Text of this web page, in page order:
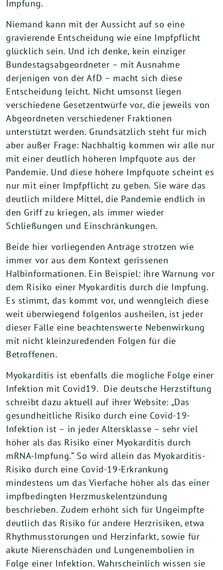
Impfung.
Niemand kann mit der Aussicht auf so eine
gravierende Entscheidung wie eine Impfpflicht
glücklich sein. Und ich denke, kein einziger
Bundestagsabgeordneter – mit Ausnahme
derjenigen von der AfD – macht sich diese
Entscheidung leicht. Nicht umsonst liegen
verschiedene Gesetzentwürfe vor, die jeweils von
Abgeordneten verschiedener Fraktionen
unterstützt werden. Grundsätzlich steht für mich
aber außer Frage: Nachhaltig kommen wir alle nur
mit einer deutlich höheren Impfquote aus der
Pandemie. Und diese höhere Impfquote scheint es
nur mit einer Impfpflicht zu geben. Sie wäre das
deutlich mildere Mittel, die Pandemie endlich in
den Griff zu kriegen, als immer wieder
Schließungen und Einschränkungen.
Beide hier vorliegenden Anträge strotzen wie
immer vor aus dem Kontext gerissenen
Halbinformationen. Ein Beispiel: ihre Warnung vor
dem Risiko einer Myokarditis durch die Impfung.
Es stimmt, das kommt vor, und wenngleich diese
weit überwiegend folgenlos ausheilen, ist jeder
dieser Fälle eine beachtenswerte Nebenwirkung
mit nicht kleinzuredenden Folgen für die
Betroffenen.
Myokarditis ist ebenfalls die mögliche Folge einer
Infektion mit Covid19. Die deutsche Herzstiftung
schreibt dazu aktuell auf ihrer Website: „Das
gesundheitliche Risiko durch eine Covid-19-
Infektion ist – in jeder Altersklasse – sehr viel
höher als das Risiko einer Myokarditis durch
mRNA-Impfung.“ So wird allein das Myokarditis-
Risiko durch eine Covid-19-Erkrankung
mindestens um das Vierfache höher als das einer
impfbedingten Herzmuskelentzündung
beschrieben. Zudem erhöht sich für Ungeimpfte
deutlich das Risiko für andere Herzrisiken, etwa
Rhythmusstörungen und Herzinfarkt, sowie für
akute Nierenschäden und Lungenembolien in
Folge einer Infektion. Wahrscheinlich wissen sie